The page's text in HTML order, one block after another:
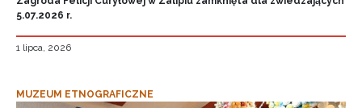
5.07.2026 r.
1 lipca, 2026
MUZEUM ETNOGRAFICZNE